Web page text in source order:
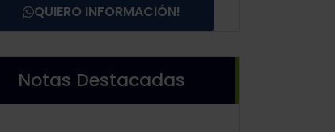
QUIERO INFORMACIÓN!
Notas Destacadas